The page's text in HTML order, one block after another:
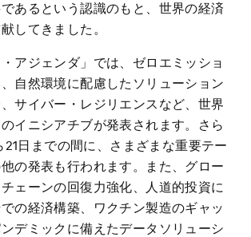
あるという認識のもと、世界の経済
してきました。
アジェンダ」では、ゼロエミッショ
自然環境に配慮したソリューション
サイバー・レジリエンスなど、世界
イニシアチブが発表されます。さら
21日までの間に、さまざまな重要テー
の発表も行われます。また、グロー
ェーンの回復力強化、人道的投資に
の経済構築、ワクチン製造のギャッ
デミックに備えたデータソリューシ